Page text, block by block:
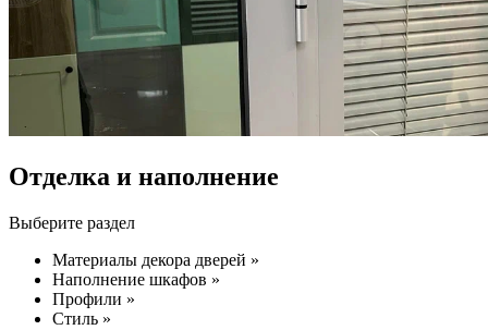
Отделка и наполнение
Выберите раздел
Материалы декора дверей »
Наполнение шкафов »
Профили »
Стиль »